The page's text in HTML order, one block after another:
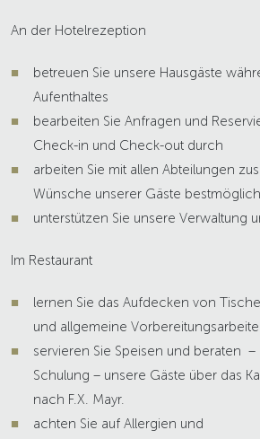
An der Hotelrezeption
betreuen Sie unsere Hausgäste
Aufenthaltes
bearbeiten Sie Anfragen und
Check-in und Check-out durch
arbeiten Sie mit allen Abteilungen
Wünsche unserer Gäste
unterstützen Sie unsere Verwaltung
Im Restaurant
lernen Sie das Aufdecken von
und allgemeine
servieren Sie Speisen und beraten
Schulung – unsere Gäste über das
nach F.X. Mayr.
achten Sie auf Allergien und